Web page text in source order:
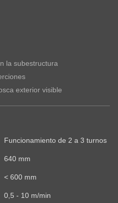
informativo y no se
los productos de
informativo y no se
los productos de
la subestructura
exterior visible
Funcionamiento de 2 a 3 turnos
640 mm
< 600 mm
0,5 - 10 m/min